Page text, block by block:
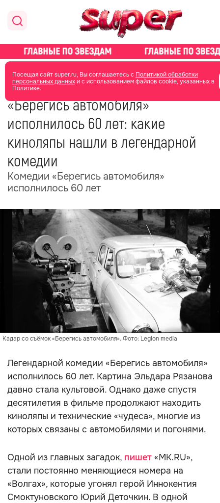
Посещая сайт super.ru, Вы соглашаетесь с Политикой обработки
персональных данныхи с использованием файлов cookie, указанных в
Политике.
главная общество
27 мая
«Берегись автомобиля»
исполнилось 60 лет: какие
киноляпы нашли в легендарной
комедии
Комедии «Берегись автомобиля»
исполнилось 60 лет
Кадар со съёмок «Берегись автомобиля». Фото: Legion media
Легендарной комедии «Берегись автомобиля»
исполнилось 60 лет. Картина Эльдара Рязанова
давно стала культовой. Однако даже спустя
десятилетия в фильме продолжают находить
киноляпы и технические «чудеса», многие из
которых связаны с автомобилями и погонями.
Одной из главных загадок, пишет «МК.RU»,
стали постоянно меняющиеся номера на
«Волгах», которые угонял герой Иннокентия
Смоктуновского Юрий Деточкин. В одной